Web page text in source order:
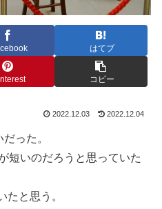
はてブ
コピー
2022.12.03 2022.12.04
った。
短いのだろうと思っていた
たと思う。